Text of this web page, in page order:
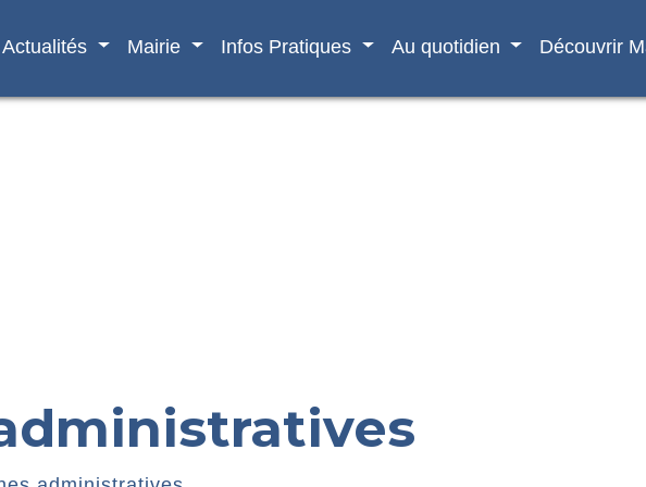
Actualités Mairie Infos Pratiques Au quotidien Découvrir